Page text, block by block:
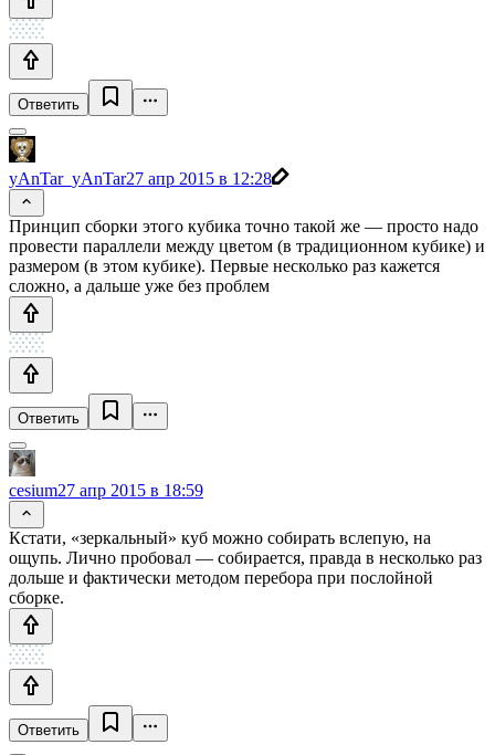
Ответить
yAnTar_yAnTar27 апр 2015 в 12:28
Принцип сборки этого кубика точно такой же — просто надо
провести параллели между цветом (в традиционном кубике) и
размером (в этом кубике). Первые несколько раз кажется
сложно, а дальше уже без проблем
Ответить
cesium27 апр 2015 в 18:59
Кстати, «зеркальный» куб можно собирать вслепую, на
ощупь. Лично пробовал — собирается, правда в несколько раз
дольше и фактически методом перебора при послойной
сборке.
Ответить